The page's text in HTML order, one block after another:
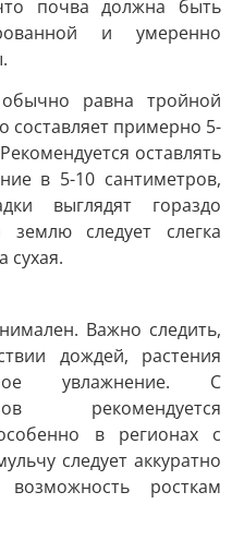
почва должна быть
и умеренно
равна тройной
составляет примерно 5-
оставлять
в 5-10 сантиметров,
выглядят гораздо
землю следует слегка
сухая.
Важно следить,
дождей, растения
увлажнение. С
рекомендуется
в регионах с
следует аккуратно
росткам